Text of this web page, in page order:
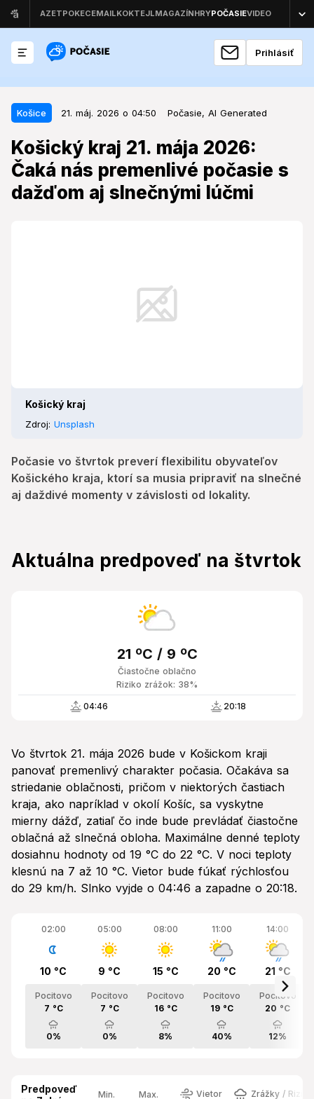
Prihlásiť
Košice 21. máj. 2026 o 04:50 Počasie, AI Generated
Košický kraj 21. mája 2026:
Čaká nás premenlivé počasie s
dažďom aj slnečnými lúčmi
Košický kraj
Zdroj: Unsplash
Počasie vo štvrtok preverí flexibilitu obyvateľov
Košického kraja, ktorí sa musia pripraviť na slnečné
aj daždivé momenty v závislosti od lokality.
Košice 21. máj. 2026 o 04:50
Košický kraj 21. mája 2026: Čaká
nás premenlivé počasie s dažďom
aj slnečnými lúčmi
Aktuálna predpoveď na štvrtok
Čiastočne oblačno
21 ºC / 9 ºC
Riziko zrážok: 38%
04:46 20:18
Vo štvrtok 21. mája 2026 bude v Košickom kraji
panovať premenlivý charakter počasia. Očakáva sa
striedanie oblačnosti, pričom v niektorých častiach
kraja, ako napríklad v okolí Košíc, sa vyskytne
mierny dážď, zatiaľ čo inde bude prevládať čiastočne
oblačná až slnečná obloha. Maximálne denné teploty
dosiahnu hodnoty od 19 °C do 22 °C. V noci teploty
klesnú na 7 až 10 °C. Vietor bude fúkať rýchlosťou
do 29 km/h. Slnko vyjde o 04:46 a zapadne o 20:18.
02:00
10 °C
Pocitovo
7 °C
0%
05:00
9 °C
Pocitovo
7 °C
0%
08:00
15 °C
Pocitovo
16 °C
8%
11:00
20 °C
Pocitovo
19 °C
40%
14:00
21 °C
Pocitovo
20 °C
12%
Predpoveď
Min. Max. Vietor Zrážky /